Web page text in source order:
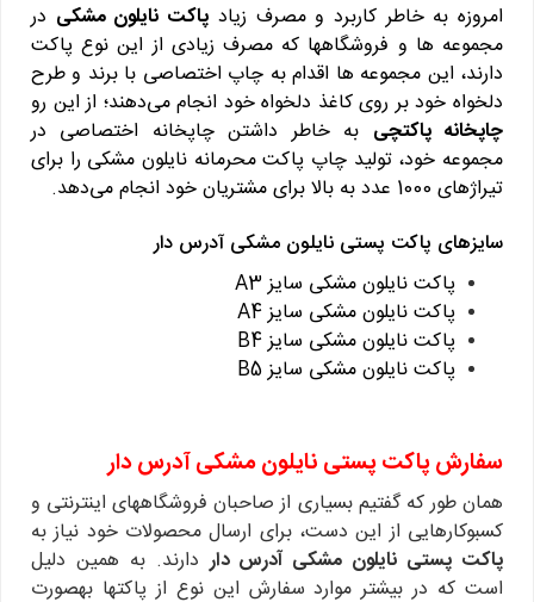
امروزه به خاطر کاربرد و مصرف زیاد پاکت نایلون مشکی در
مجموعه ها و فروشگاهها که مصرف زیادی از این نوع پاکت
دارند، این مجموعه ها اقدام به چاپ اختصاصی با برند و طرح
دلخواه خود بر روی کاغذ دلخواه خود انجام می‌دهند؛ از این رو
چاپخانه پاکتچی به خاطر داشتن چاپخانه اختصاصی در
مجموعه خود، تولید چاپ پاکت محرمانه نایلون مشکی را برای
تیراژهای 1000 عدد به بالا برای مشتریان خود انجام می‌دهد.
سایزهای پاکت پستی نایلون مشکی آدرس دار
پاکت نایلون مشکی سایز A3
پاکت نایلون مشکی سایز A4
پاکت نایلون مشکی سایز B4
پاکت نایلون مشکی سایز B5
سفارش پاکت پستی نایلون مشکی آدرس دار
همان‎ طور که گفتیم بسیاری از صاحبان فروشگاه‎های اینترنتی و
کسب‎وکارهایی از این دست، برای ارسال محصولات خود نیاز به
پاکت پستی نایلون مشکی آدرس داردارند. به همین دلیل
است که در بیشتر موارد سفارش این نوع از پاکت‎ها به‎صورت